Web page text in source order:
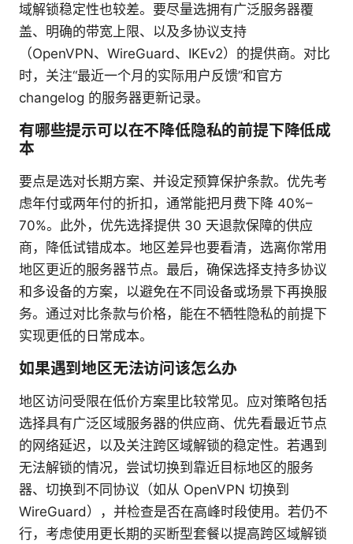
域解锁稳定性也较差。要尽量选拥有广泛服务器覆
盖、明确的带宽上限、以及多协议支持
（OpenVPN、WireGuard、IKEv2）的提供商。对比
时，关注“最近一个月的实际用户反馈”和官方
changelog 的服务器更新记录。
有哪些提示可以在不降低隐私的前提下降低成
本
要点是选对长期方案、并设定预算保护条款。优先考
虑年付或两年付的折扣，通常能把月费下降 40%–
70%。此外，优先选择提供 30 天退款保障的供应
商，降低试错成本。地区差异也要看清，选离你常用
地区更近的服务器节点。最后，确保选择支持多协议
和多设备的方案，以避免在不同设备或场景下再换服
务。通过对比条款与价格，能在不牺牲隐私的前提下
实现更低的日常成本。
如果遇到地区无法访问该怎么办
地区访问受限在低价方案里比较常见。应对策略包括
选择具有广泛区域服务器的供应商、优先看最近节点
的网络延迟，以及关注跨区域解锁的稳定性。若遇到
无法解锁的情况，尝试切换到靠近目标地区的服务
器、切换到不同协议（如从 OpenVPN 切换到
WireGuard），并检查是否在高峰时段使用。若仍不
行，考虑使用更长期的买断型套餐以提高跨区域解锁